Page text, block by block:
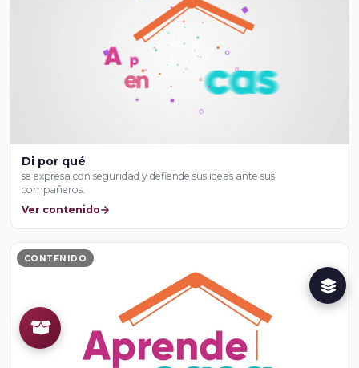
Di por qué
se expresa con seguridad y defiende sus ideas ante sus
compañeros.
Ver contenido
CONTENIDO